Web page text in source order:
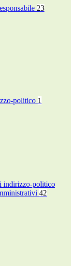
23
politico 1
indirizzo-politico
42